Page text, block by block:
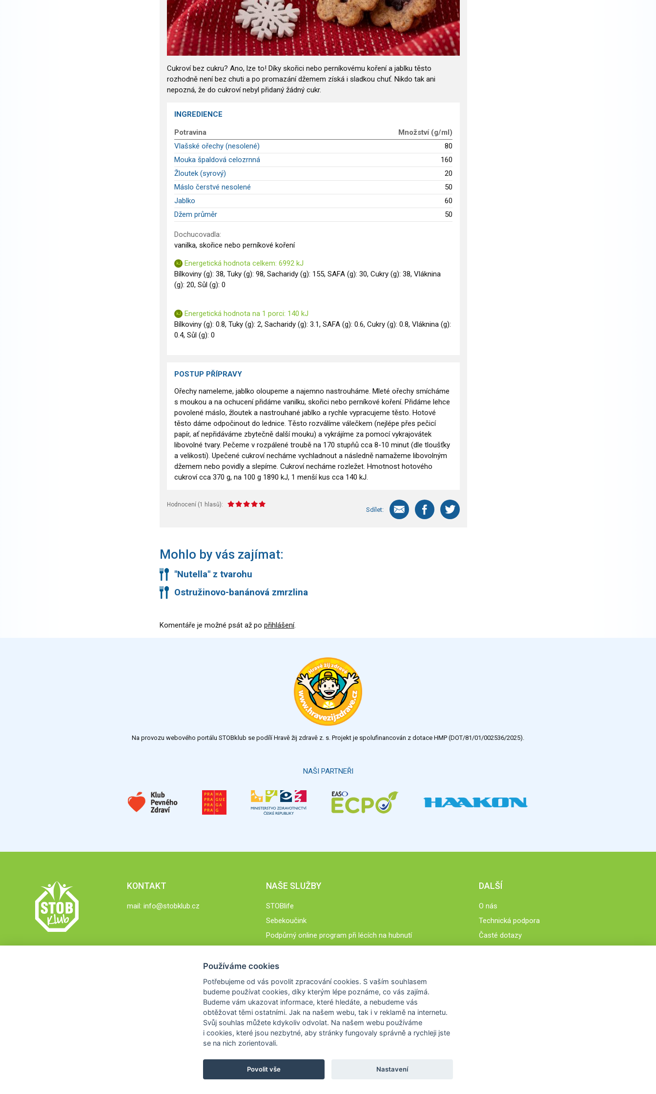
Cukroví bez cukru? Ano, lze to! Díky skořici nebo perníkovému koření a jablku těsto
rozhodně není bez chuti a po promazání džemem získá i sladkou chuť. Nikdo tak ani
nepozná, že do cukroví nebyl přidaný žádný cukr.
INGREDIENCE
Potravina
Množství (g/ml)
Vlašské ořechy (nesolené)
80
Mouka špaldová celozrnná
160
Žloutek (syrový)
20
Máslo čerstvé nesolené
50
Jablko
60
Džem průměr
50
Dochucovadla:
vanilka, skořice nebo perníkové koření
Energetická hodnota celkem: 6992 kJ
Bílkoviny (g): 38, Tuky (g): 98, Sacharidy (g): 155, SAFA (g): 30, Cukry (g): 38, Vláknina
(g): 20, Sůl (g): 0
Energetická hodnota na 1 porci: 140 kJ
Bílkoviny (g): 0.8, Tuky (g): 2, Sacharidy (g): 3.1, SAFA (g): 0.6, Cukry (g): 0.8, Vláknina (g):
0.4, Sůl (g): 0
POSTUP PŘÍPRAVY
Ořechy nameleme, jablko oloupeme a najemno nastrouháme. Mleté ořechy smícháme
s moukou a na ochucení přidáme vanilku, skořici nebo perníkové koření. Přidáme lehce
povolené máslo, žloutek a nastrouhané jablko a rychle vypracujeme těsto. Hotové
těsto dáme odpočinout do lednice. Těsto rozválíme válečkem (nejlépe přes pečicí
papír, ať nepřidáváme zbytečně další mouku) a vykrájíme za pomocí vykrajovátek
libovolné tvary. Pečeme v rozpálené troubě na 170 stupňů cca 8-10 minut (dle tloušťky
a velikosti). Upečené cukroví necháme vychladnout a následně namažeme libovolným
džemem nebo povidly a slepíme. Cukroví necháme rozležet. Hmotnost hotového
cukroví cca 370 g, na 100 g 1890 kJ, 1 menší kus cca 140 kJ.
Hodnocení (1 hlasů):
Sdílet:
Mohlo by vás zajímat:
"Nutella" z tvarohu
Ostružinovo-banánová zmrzlina
Komentáře je možné psát až po přihlášení.
Na provozu webového portálu STOBklub se podílí Hravě žij zdravě z. s. Projekt je spolufinancován z dotace HMP (DOT/81/01/002536/2025).
NAŠI PARTNEŘI
KONTAKT
mail: info@stobklub.cz
NAŠE SLUŽBY
STOBlife
Sebekoučink
Podpůrný online program při lécích na hubnutí
DALŠÍ
O nás
Technická podpora
Časté dotazy
Používáme cookies
Potřebujeme od vás povolit zpracování cookies. S vaším souhlasem
budeme používat cookies, díky kterým lépe poznáme, co vás zajímá.
Budeme vám ukazovat informace, které hledáte, a nebudeme vás
obtěžovat těmi ostatními. Jak na našem webu, tak i v reklamě na internetu.
Svůj souhlas můžete kdykoliv odvolat. Na našem webu používáme
i cookies, které jsou nezbytné, aby stránky fungovaly správně a rychleji jste
se na nich zorientovali.
Povolit vše Nastavení